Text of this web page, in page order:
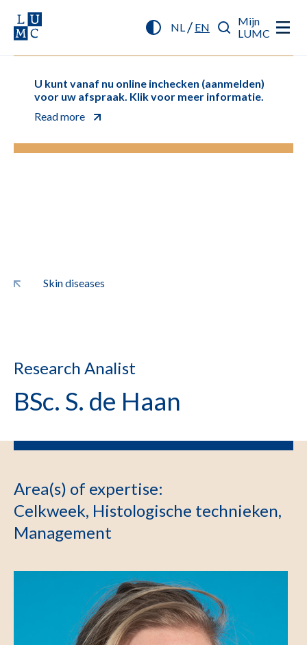
NL/ EN
Mijn
LUMC
U kunt vanaf nu online inchecken (aanmelden)
voor uw afspraak. Klik voor meer informatie.
Read more
Skin diseases
Research Analist
BSc. S. de Haan
Area(s) of expertise:
Celkweek, Histologische technieken,
Management